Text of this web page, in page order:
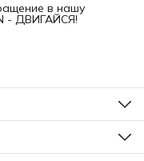
в нашу
- ДВИГАЙСЯ!